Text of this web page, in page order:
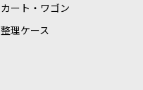
カート・ワゴン
整理ケース